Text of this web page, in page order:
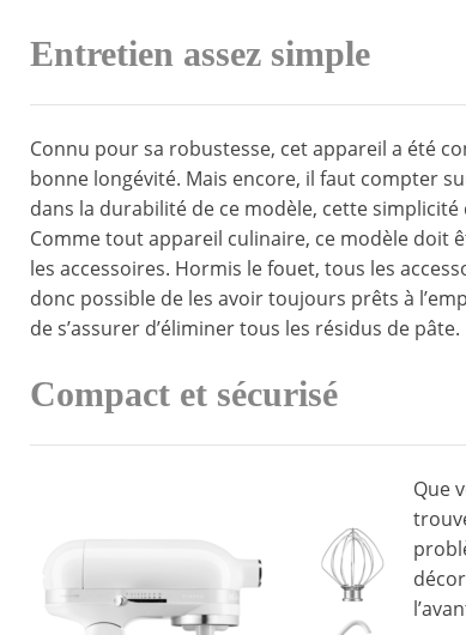
Entretien assez simple
Connu pour sa robustesse, cet appareil a été
bonne longévité. Mais encore, il faut compter
dans la durabilité de ce modèle, cette
Comme tout appareil culinaire, ce modèle doit
les accessoires. Hormis le fouet, tous les
donc possible de les avoir toujours prêts à
de s’assurer d’éliminer tous les résidus de pâte.
Compact et sécurisé
Que